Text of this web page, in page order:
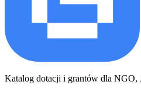
Katalog dotacji i grantów dla NGO,